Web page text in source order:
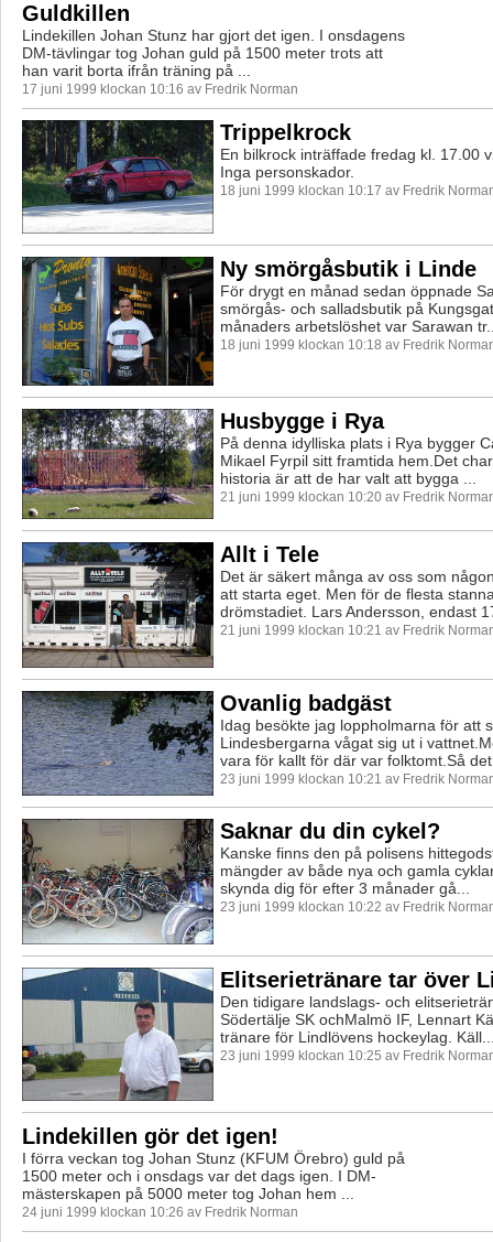
Guldkillen
Lindekillen Johan Stunz har gjort det igen. I onsdagens
DM-tävlingar tog Johan guld på 1500 meter trots att
han varit borta ifrån träning på ...
17 juni 1999 klockan 10:16 av Fredrik Norman
Trippelkrock
En bilkrock inträffade fredag kl. 17.00
Inga personskador.
18 juni 1999 klockan 10:17 av Fredrik
Ny smörgåsbutik i Linde
För drygt en månad sedan öppnade
smörgås- och salladsbutik på
månaders arbetslöshet var Sarawan
18 juni 1999 klockan 10:18 av Fredrik
Husbygge i Rya
På denna idylliska plats i Rya bygger
Mikael Fyrpil sitt framtida hem.Det
historia är att de har valt att bygga ...
21 juni 1999 klockan 10:20 av Fredrik
Allt i Tele
Det är säkert många av oss som
att starta eget. Men för de flesta
drömstadiet. Lars Andersson, endast
21 juni 1999 klockan 10:21 av Fredrik
Ovanlig badgäst
Idag besökte jag loppholmarna för att
Lindesbergarna vågat sig ut i
vara för kallt för där var folktomt.Så
23 juni 1999 klockan 10:21 av Fredrik
Saknar du din cykel?
Kanske finns den på polisens
mängder av både nya och gamla
skynda dig för efter 3 månader gå...
23 juni 1999 klockan 10:22 av Fredrik
Elitserietränare tar över
Den tidigare landslags- och
Södertälje SK ochMalmö IF, Lennart
tränare för Lindlövens hockeylag.
23 juni 1999 klockan 10:25 av Fredrik
Lindekillen gör det igen!
I förra veckan tog Johan Stunz (KFUM Örebro) guld på
1500 meter och i onsdags var det dags igen. I DM-
mästerskapen på 5000 meter tog Johan hem ...
24 juni 1999 klockan 10:26 av Fredrik Norman